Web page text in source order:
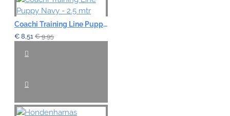
Coachi Training Line Puppy Navy - 2.5 mtr
€ 8,51 € 9,95